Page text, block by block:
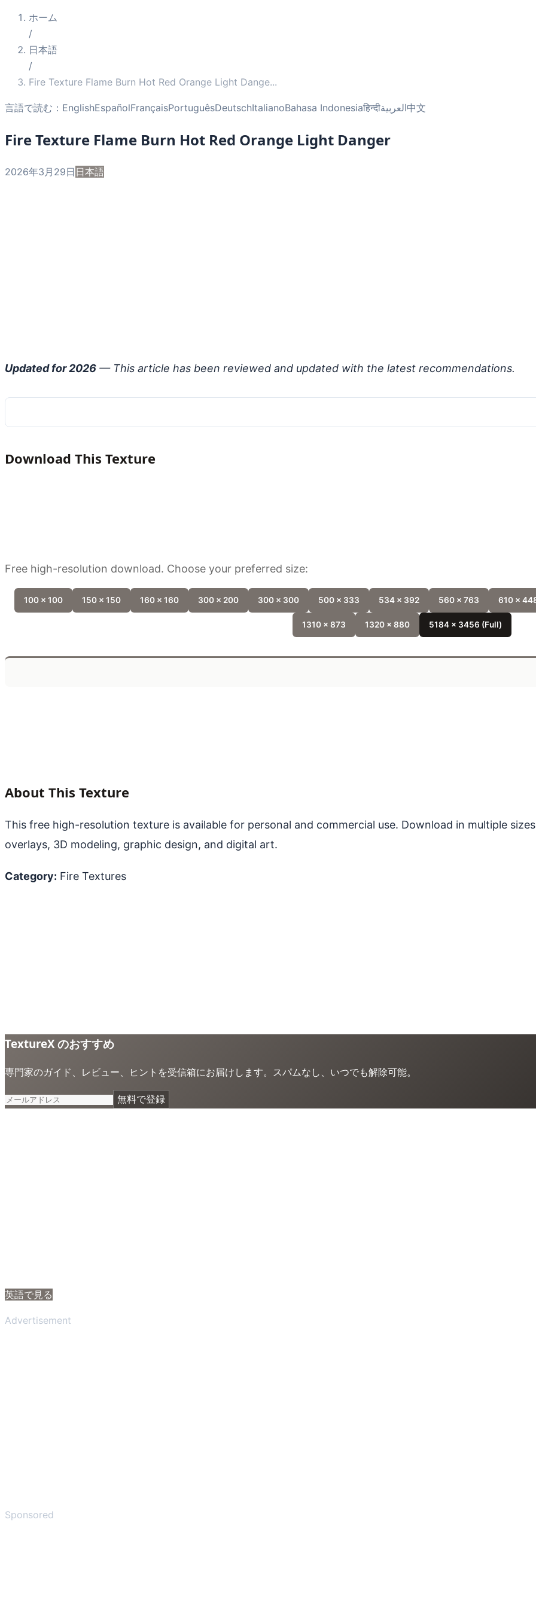
ホーム
/
日本語
/
Fire Texture Flame Burn Hot Red Orange Light Dange...
言語で読む： EnglishEspañolFrançaisPortuguêsDeutschItalianoBahasa Indonesiaहिन्दीالعربية中文
Fire Texture Flame Burn Hot Red Orange Light Danger
2026年3月29日 日本語
Updated for 2026 — This article has been reviewed and updated with the latest recommendations.
Download This Texture
Free high-resolution download. Choose your preferred size:
100 x 100 150 x 150 160 x 160 300 x 200 300 x 300 500 x 333 534 x 392 560 x 763 610 x
1310 x 873 1320 x 880 5184 x 3456 (Full)
About This Texture
This free high-resolution texture is available for personal and commercial use. Download in multiple
overlays, 3D modeling, graphic design, and digital art.
Category: Fire Textures
TextureX のおすすめ
専門家のガイド、レビュー、ヒントを受信箱にお届けします。スパムなし、いつでも解除可能。
無料で登録
英語で見る
Advertisement
Sponsored